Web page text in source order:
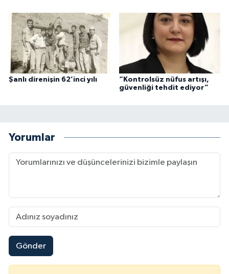
Şanlı direnişin 62’inci yılı
“Kontrolsüz nüfus artışı,
güvenliği tehdit ediyor”
Yorumlar
Gönder